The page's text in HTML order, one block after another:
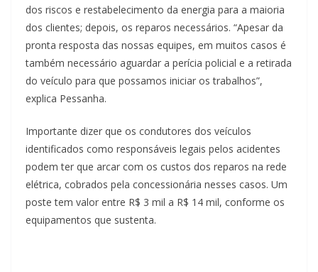
dos riscos e restabelecimento da energia para a maioria
dos clientes; depois, os reparos necessários. “Apesar da
pronta resposta das nossas equipes, em muitos casos é
também necessário aguardar a perícia policial e a retirada
do veículo para que possamos iniciar os trabalhos”,
explica Pessanha.
Importante dizer que os condutores dos veículos
identificados como responsáveis legais pelos acidentes
podem ter que arcar com os custos dos reparos na rede
elétrica, cobrados pela concessionária nesses casos. Um
poste tem valor entre R$ 3 mil a R$ 14 mil, conforme os
equipamentos que sustenta.